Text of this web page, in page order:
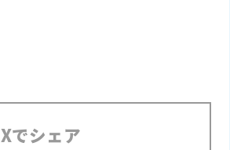
Xでシェア